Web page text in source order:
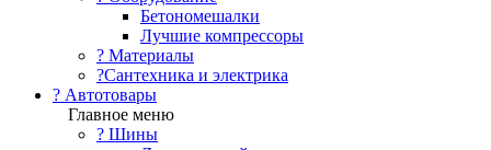
Бетономешалки
Лучшие компрессоры
? Материалы
?Сантехника и электрика
? Автотовары
Главное меню
? Шины